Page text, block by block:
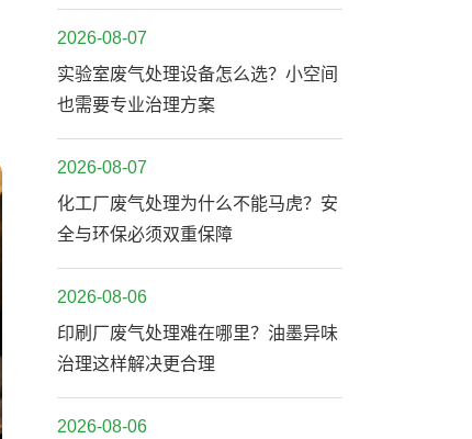
2026-08-07
实验室废气处理设备怎么选？小空间
也需要专业治理方案
2026-08-07
化工厂废气处理为什么不能马虎？安
全与环保必须双重保障
2026-08-06
印刷厂废气处理难在哪里？油墨异味
治理这样解决更合理
2026-08-06